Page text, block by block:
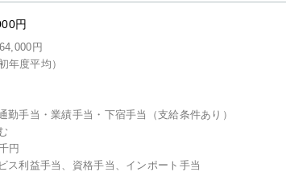
円
円
年度平均）
勤手当・業績手当・下宿手当（支給条件あり）
円
ス利益手当、資格手当、インポート手当